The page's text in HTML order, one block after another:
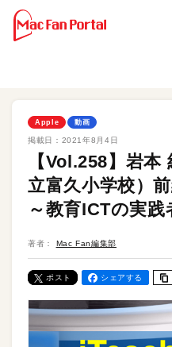
Apple 動画
掲載日： 2021年8月4日
【Vol.258】岩
立富久小学校）
～教育ICTの実践
著者： Mac Fan編集部
ポスト シェアする